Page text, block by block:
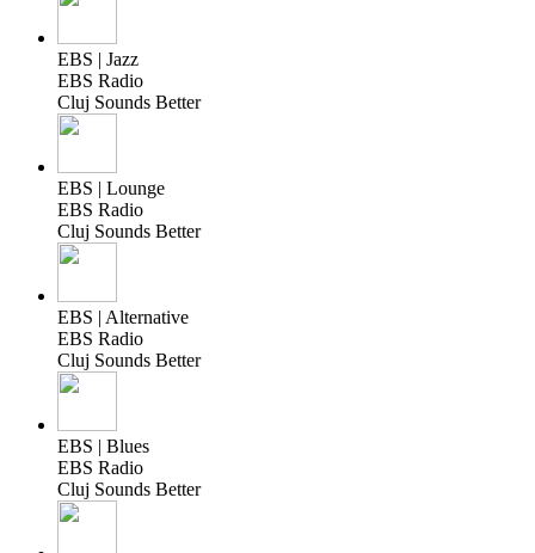
EBS | Jazz
EBS Radio
Cluj Sounds Better
EBS | Lounge
EBS Radio
Cluj Sounds Better
EBS | Alternative
EBS Radio
Cluj Sounds Better
EBS | Blues
EBS Radio
Cluj Sounds Better